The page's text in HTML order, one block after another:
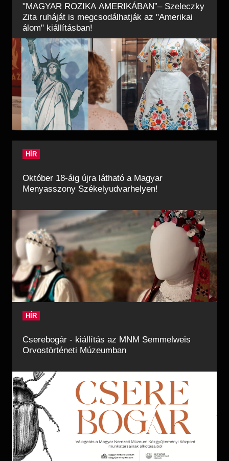
"MAGYAR ROZIKA AMERIKÁBAN”– Szeleczky
Zita ruháját is megcsodálhatják az "Amerikai
álom" kiállításban!
HÍR
Október 18-áig újra látható a Magyar
Menyasszony Székelyudvarhelyen!
HÍR
Cserebogár - kiállítás az MNM Semmelweis
Orvostörténeti Múzeumban